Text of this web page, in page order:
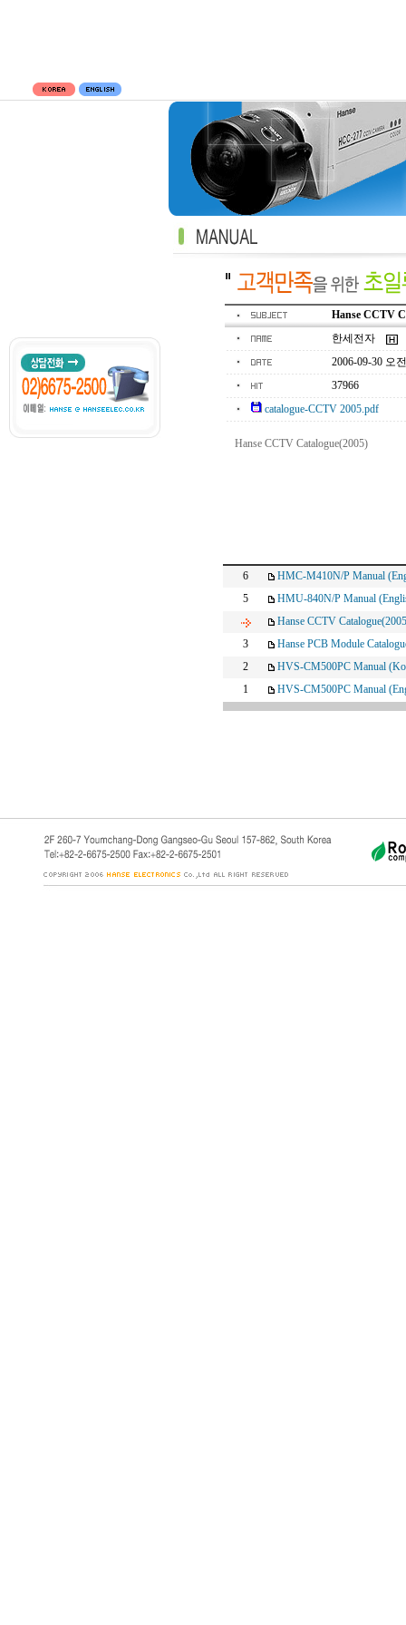
Hanse CCTV
한세전자
2006-09-30 오
37966
catalogue-CCTV 2005.pdf
Hanse CCTV Catalogue(2005)
6
HMC-M410N/P Manual
5
HMU-840N/P Manual
Hanse CCTV
3
Hanse PCB Module
2
HVS-CM500PC Manual
1
HVS-CM500PC Manual